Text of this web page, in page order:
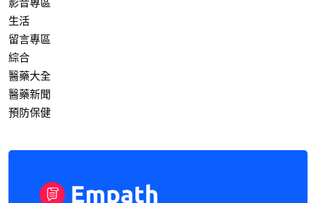
影音專區
生活
留言專區
綜合
醫藥大全
醫藥新聞
預防保健